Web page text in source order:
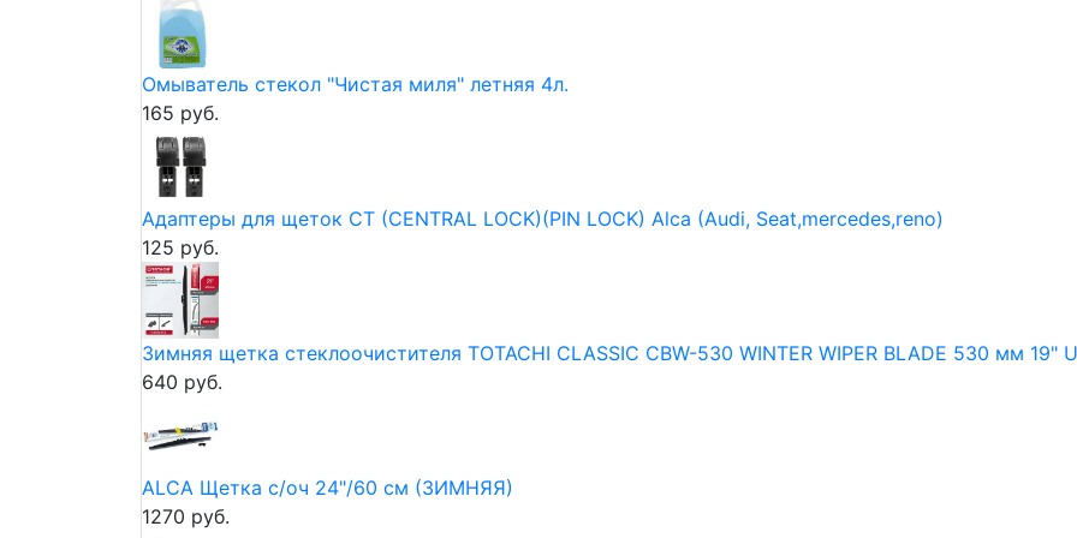
Омыватель стекол "Чистая миля" летняя 4л.
165 руб.
Адаптеры для щеток CT (CENTRAL LOCK)(PIN LOCK) Alca (Audi, Seat,mercedes,reno)
125 руб.
Зимняя щетка стеклоочистителя TOTACHI CLASSIC CBW-530 WINTER WIPER BLADE 530 мм 19"
640 руб.
ALCA Щетка с/оч 24"/60 см (ЗИМНЯЯ)
1270 руб.